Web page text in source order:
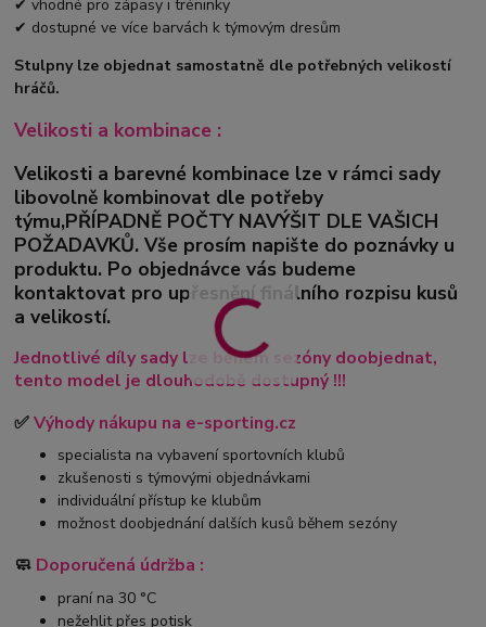
✔ vhodné pro zápasy i tréninky
✔ dostupné ve více barvách k týmovým dresům
Stulpny lze objednat samostatně dle potřebných velikostí
hráčů.
Velikosti a kombinace :
Velikosti a barevné kombinace lze v rámci sady
libovolně kombinovat dle potřeby
týmu,PŘÍPADNĚ POČTY NAVÝŠIT DLE VAŠICH
POŽADAVKŮ. Vše prosím napište do poznávky u
produktu. Po objednávce vás budeme
kontaktovat pro upřesnění finálního rozpisu kusů
a velikostí.
Jednotlivé díly sady lze během sezóny doobjednat,
tento model je dlouhodobě dostupný !!!
✅Výhody nákupu na e-sporting.cz
specialista na vybavení sportovních klubů
zkušenosti s týmovými objednávkami
individuální přístup ke klubům
možnost doobjednání dalších kusů během sezóny
🧼 Doporučená údržba :
praní na 30 °C
nežehlit přes potisk